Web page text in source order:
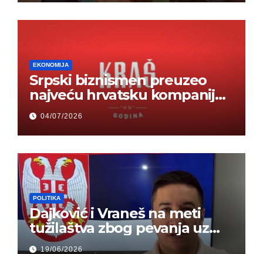
EKONOMIJA
Srpski biznismen preuzeo
najveću hrvatsku kompaniju i
ponos zemlje – Hrvati ne
mogu da veruju
04/07/2026
POLITIKA
Dajković i Vraneš na meti
tužilaštva zbog pevanja uz
gusle
19/06/2026